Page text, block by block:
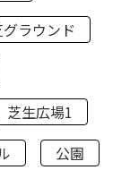
ラウンド
芝生広場1
公園